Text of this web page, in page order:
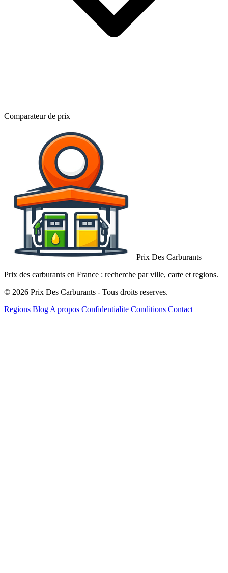
Comparateur de prix
Prix Des Carburants
Prix des carburants en France : recherche par ville, carte et regions.
© 2026 Prix Des Carburants - Tous droits reserves.
Regions Blog A propos Confidentialite Conditions Contact